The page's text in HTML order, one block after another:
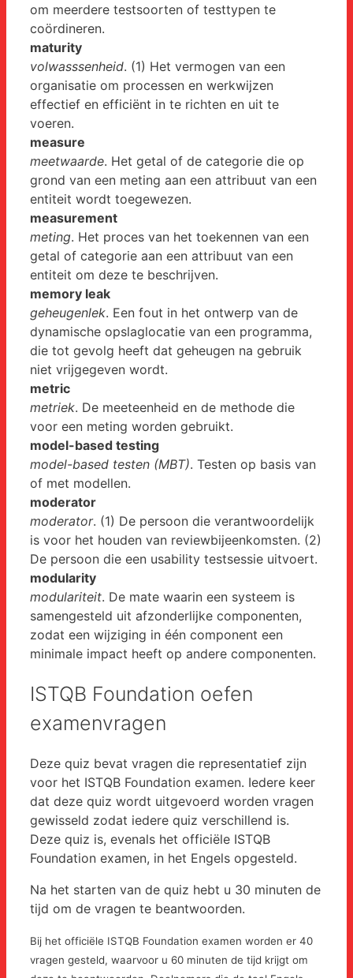
om meerdere testsoorten of testtypen te
coördineren.
maturity
volwasssenheid. (1) Het vermogen van een
organisatie om processen en werkwijzen
effectief en efficiënt in te richten en uit te
voeren.
measure
meetwaarde. Het getal of de categorie die op
grond van een meting aan een attribuut van een
entiteit wordt toegewezen.
measurement
meting. Het proces van het toekennen van een
getal of categorie aan een attribuut van een
entiteit om deze te beschrijven.
memory leak
geheugenlek. Een fout in het ontwerp van de
dynamische opslaglocatie van een programma,
die tot gevolg heeft dat geheugen na gebruik
niet vrijgegeven wordt.
metric
metriek. De meeteenheid en de methode die
voor een meting worden gebruikt.
model-based testing
model-based testen (MBT). Testen op basis van
of met modellen.
moderator
moderator. (1) De persoon die verantwoordelijk
is voor het houden van reviewbijeenkomsten. (2)
De persoon die een usability testsessie uitvoert.
modularity
modulariteit. De mate waarin een systeem is
samengesteld uit afzonderlijke componenten,
zodat een wijziging in één component een
minimale impact heeft op andere componenten.
ISTQB Foundation oefen
examenvragen
Deze quiz bevat vragen die representatief zijn
voor het ISTQB Foundation examen. Iedere keer
dat deze quiz wordt uitgevoerd worden vragen
gewisseld zodat iedere quiz verschillend is.
Deze quiz is, evenals het officiële ISTQB
Foundation examen, in het Engels opgesteld.
Na het starten van de quiz hebt u 30 minuten de
tijd om de vragen te beantwoorden.
Bij het officiële ISTQB Foundation examen worden er 40
vragen gesteld, waarvoor u 60 minuten de tijd krijgt om